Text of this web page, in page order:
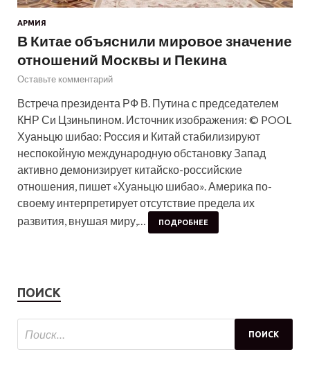
АРМИЯ
В Китае объяснили мировое значение
отношений Москвы и Пекина
Оставьте комментарий
Встреча президента РФ В. Путина с председателем
КНР Си Цзиньпином. Источник изображения: © POOL
Хуаньцю шибао: Россия и Китай стабилизируют
неспокойную международную обстановку Запад
активно демонизирует китайско-российские
отношения, пишет «Хуаньцю шибао». Америка по-
своему интерпретирует отсутствие предела их
развития, внушая миру,…
ПОДРОБНЕЕ
ПОИСК